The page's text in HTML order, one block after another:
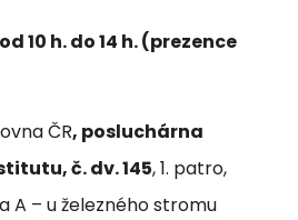
10 h. do 14 h. (prezence
ČR, posluchárna
č. dv. 145, 1. patro,
A – u železného stromu